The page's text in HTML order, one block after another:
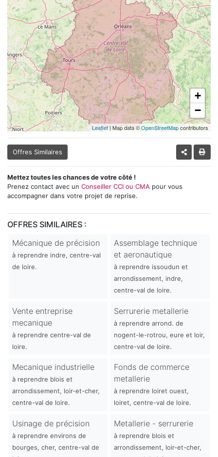
+
−
Leaflet| Map data ©OpenStreetMapcontributors
Offres Similaires
Mettez toutes les chances de votre côté !
Prenez contact avec un Conseiller CCI ou CMA pour vous
accompagner dans votre projet de reprise.
OFFRES SIMILAIRES :
Mécanique de précision
à reprendre indre, centre-val
de loire.
Assemblage technique
et aeronautique
à reprendre issoudun et
arrondissement, indre,
centre-val de loire.
Vente entreprise
mecanique
à reprendre centre-val de
loire.
Serrurerie metallerie
à reprendre arrond. de
nogent-le-rotrou, eure et loir,
centre-val de loire.
Mecanique industrielle
à reprendre blois et
arrondissement, loir-et-cher,
centre-val de loire.
Fonds de commerce
metallerie
à reprendre loiret ouest,
loiret, centre-val de loire.
Usinage de précision
à reprendre environs de
bourges, cher, centre-val de
Metallerie - serrurerie
à reprendre blois et
arrondissement, loir-et-cher,